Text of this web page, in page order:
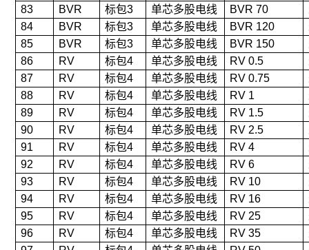
83
BVR 标包3 单芯多股电线 BVR 70
84
BVR 标包3 单芯多股电线 BVR 120
85
BVR 标包3 单芯多股电线 BVR 150
86
RV 标包4 单芯多股电线 RV 0.5
87
RV 标包4 单芯多股电线 RV 0.75
88
RV 标包4 单芯多股电线 RV 1
89
RV 标包4 单芯多股电线 RV 1.5
90
RV 标包4 单芯多股电线 RV 2.5
91
RV 标包4 单芯多股电线 RV 4
92
RV 标包4 单芯多股电线 RV 6
93
RV 标包4 单芯多股电线 RV 10
94
RV 标包4 单芯多股电线 RV 16
95
RV 标包4 单芯多股电线 RV 25
96
RV 标包4 单芯多股电线 RV 35